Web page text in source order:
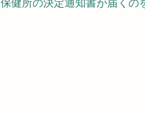
保健所の決定通知書が届くの